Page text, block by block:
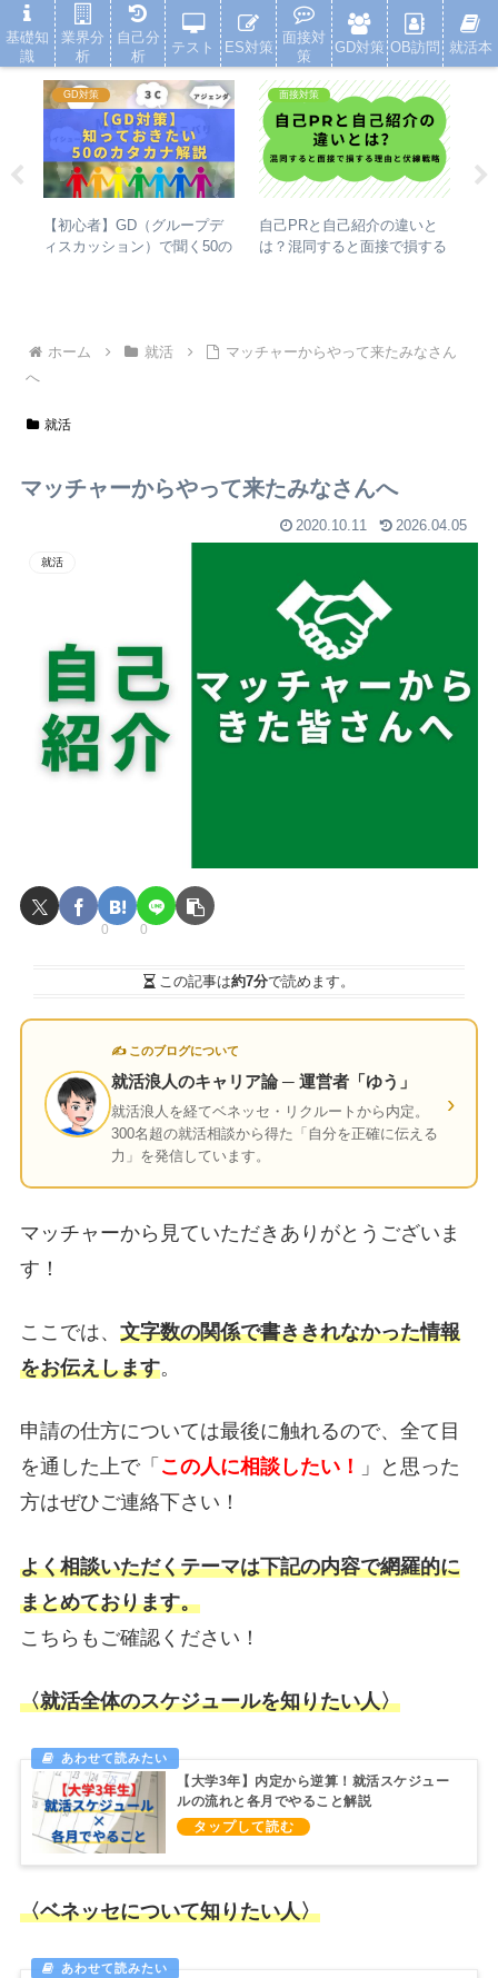
就活浪人した経験が、キャリアを変えた
GD対策
【初心者】GD（グループデ
ィスカッション）で聞く50の
面接対策
自己PRと自己紹介の違いと
は？混同すると面接で損する
ホーム 就活
マッチャーからやって来たみなさん
へ
就活
マッチャーからやって来たみなさんへ
2020.10.11 2026.04.05
就活
0 0
この記事は約7分で読めます。
✍ このブログについて
就活浪人のキャリア論 ─ 運営者「ゆう」
就活浪人を経てベネッセ・リクルートから内定。
300名超の就活相談から得た「自分を正確に伝える
力」を発信しています。
›
マッチャーから見ていただきありがとうございま
す！
ここでは、 文字数の関係で書ききれなかった情報
をお伝えします。
申請の仕方については最後に触れるので、全て目
を通した上で「 この人に相談したい！
」と思った
方はぜひご連絡下さい！
よく相談いただくテーマは下記の内容で網羅的に
まとめております。
こちらもご確認ください！
〈就活全体のスケジュールを知りたい人〉
【大学3年】内定から逆算！就活スケジュー
ルの流れと各月でやること解説
〈ベネッセについて知りたい人〉
基礎知
識
業界分
析
自己分
析
テスト ES対策
面接対
策
GD対策 OB訪問 就活本